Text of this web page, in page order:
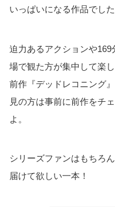
いっぱいになる作品でした
迫力あるアクションや
場で観た方が集中して楽し
前作『デッドレコニング
見の方は事前に前作をチ
よ。
シリーズファンはもちろ
届けて欲しい一本！